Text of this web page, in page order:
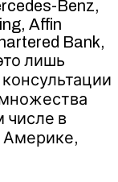
Benz,
Affin
Bank,
лишь
числе в